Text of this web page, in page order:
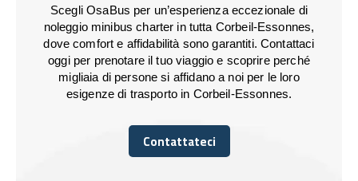
Scegli OsaBus per un’esperienza eccezionale di
noleggio minibus charter in tutta Corbeil-Essonnes,
dove comfort e affidabilità sono garantiti. Contattaci
oggi per prenotare il tuo viaggio e scoprire perché
migliaia di persone si affidano a noi per le loro
esigenze di trasporto in Corbeil-Essonnes.
Contattateci
Contattateci